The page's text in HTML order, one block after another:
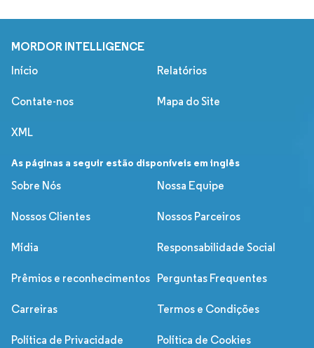
MORDOR INTELLIGENCE
Início Relatórios
Contate-nos Mapa do Site
XML
As páginas a seguir estão disponíveis em inglês
Sobre Nós
Nossa Equipe
Nossos Clientes Nossos Parceiros
Mídia Responsabilidade Social
Prêmios e reconhecimentos Perguntas Frequentes
Carreiras Termos e Condições
Política de Privacidade Política de Cookies